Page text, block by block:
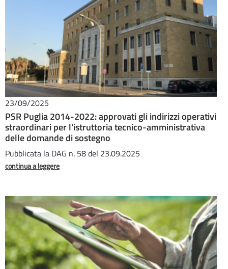
23/09/2025
PSR Puglia 2014-2022: approvati gli indirizzi operativi
straordinari per l'istruttoria tecnico-amministrativa
delle domande di sostegno
Pubblicata la DAG n. 58 del 23.09.2025
continua a leggere